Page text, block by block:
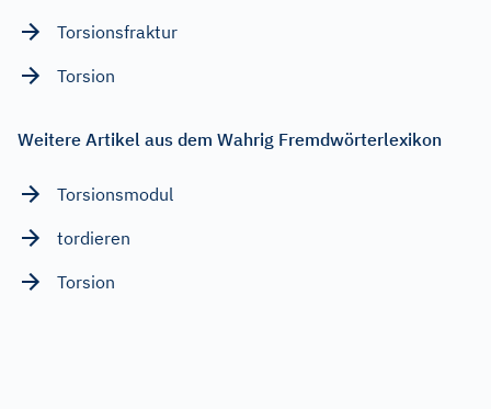
Torsionsfraktur
Torsion
Weitere Artikel aus dem Wahrig Fremdwörterlexikon
Torsionsmodul
tordieren
Torsion